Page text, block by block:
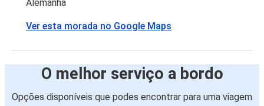
Alemanha
Ver esta morada no Google Maps
O melhor serviço a bordo
Opções disponíveis que podes encontrar para uma viagem